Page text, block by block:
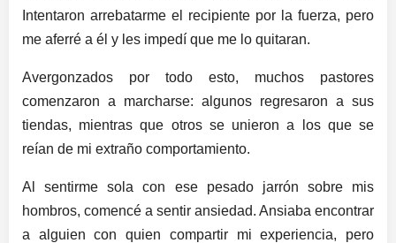
Intentaron arrebatarme el recipiente por la fuerza, pero
me aferré a él y les impedí que me lo quitaran.
Avergonzados por todo esto, muchos pastores
comenzaron a marcharse: algunos regresaron a sus
tiendas, mientras que otros se unieron a los que se
reían de mi extraño comportamiento.
Al sentirme sola con ese pesado jarrón sobre mis
hombros, comencé a sentir ansiedad. Ansiaba encontrar
a alguien con quien compartir mi experiencia, pero